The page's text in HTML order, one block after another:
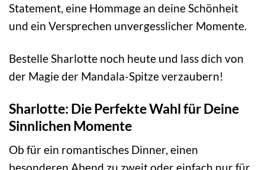
Statement, eine Hommage an deine Schönheit
und ein Versprechen unvergesslicher Momente.
Bestelle Sharlotte noch heute und lass dich von
der Magie der Mandala-Spitze verzaubern!
Sharlotte: Die Perfekte Wahl für Deine
Sinnlichen Momente
Ob für ein romantisches Dinner, einen